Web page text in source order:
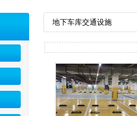
地下车库交通设施